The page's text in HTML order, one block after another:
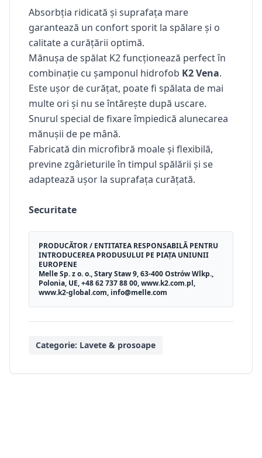
Absorbția ridicată și suprafața mare
garantează un confort sporit la spălare și o
calitate a curățării optimă.
Mănușa de spălat K2funcționează perfect în
combinație cu șamponul hidrofob K2 Vena.
Este ușor de curățat, poate fi spălata de mai
multe ori și nu se întărește după uscare.
Snurul special de fixare împiedică alunecarea
mănușii de pe mână.
Fabricată din microfibră moale și flexibilă,
previne zgârieturile în timpul spălării și se
adaptează ușor la suprafața curățată.
Securitate
PRODUCĂTOR / ENTITATEA RESPONSABILĂ PENTRU
INTRODUCEREA PRODUSULUI PE PIAȚA UNIUNII
EUROPENE
Melle Sp. z o. o., Stary Staw 9, 63-400 Ostrów Wlkp.,
Polonia, UE, +48 62 737 88 00, www.k2.com.pl,
www.k2-global.com, info@melle.com
Categorie: Lavete & prosoape